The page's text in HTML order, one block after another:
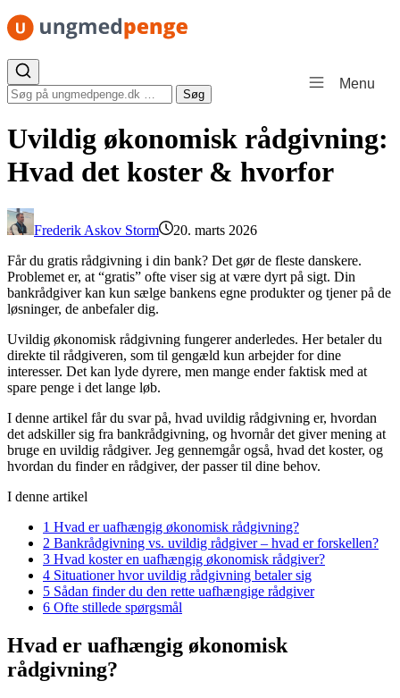
Spring til indhold
Menu
Søg efter: Søg
Uvildig økonomisk rådgivning:
Hvad det koster & hvorfor
Frederik Askov Storm
20. marts 2026
Får du gratis rådgivning i din bank? Det gør de fleste danskere.
Problemet er, at “gratis” ofte viser sig at være dyrt på sigt. Din
bankrådgiver kan kun sælge bankens egne produkter og tjener på de
løsninger, de anbefaler dig.
Uvildig økonomisk rådgivning fungerer anderledes. Her betaler du
direkte til rådgiveren, som til gengæld kun arbejder for dine
interesser. Det kan lyde dyrere, men mange ender faktisk med at
spare penge i det lange løb.
I denne artikel får du svar på, hvad uvildig rådgivning er, hvordan
det adskiller sig fra bankrådgivning, og hvornår det giver mening at
bruge en uvildig rådgiver. Jeg gennemgår også, hvad det koster, og
hvordan du finder en rådgiver, der passer til dine behov.
I denne artikel
1 Hvad er uafhængig økonomisk rådgivning?
2 Bankrådgivning vs. uvildig rådgiver – hvad er forskellen?
3 Hvad koster en uafhængig økonomisk rådgiver?
4 Situationer hvor uvildig rådgivning betaler sig
5 Sådan finder du den rette uafhængige rådgiver
6 Ofte stillede spørgsmål
Hvad er uafhængig økonomisk
rådgivning?